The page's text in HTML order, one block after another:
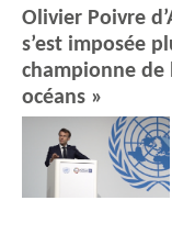
Olivier Poivre
s’est imposée
championne de
océans »